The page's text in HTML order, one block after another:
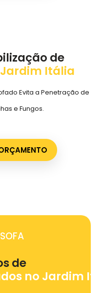
de
Itália
Evita a Penetração de
e Fungos.
de
no Jardim